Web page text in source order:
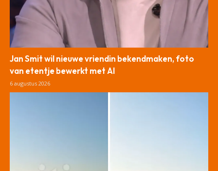
Jan Smit wil nieuwe vriendin bekendmaken, foto
van etentje bewerkt met AI
6 augustus 2026